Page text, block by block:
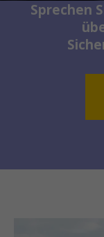
Sprechen